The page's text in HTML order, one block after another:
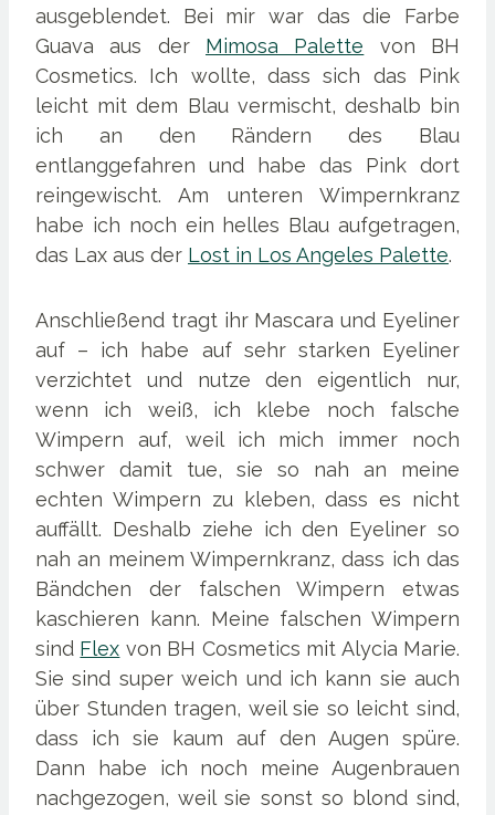
ausgeblendet. Bei mir war das die Farbe
Guava aus der Mimosa Palette von BH
Cosmetics. Ich wollte, dass sich das Pink
leicht mit dem Blau vermischt, deshalb bin
ich an den Rändern des Blau
entlanggefahren und habe das Pink dort
reingewischt. Am unteren Wimpernkranz
habe ich noch ein helles Blau aufgetragen,
das Lax aus der Lost in Los Angeles Palette.
Anschließend tragt ihr Mascara und Eyeliner
auf – ich habe auf sehr starken Eyeliner
verzichtet und nutze den eigentlich nur,
wenn ich weiß, ich klebe noch falsche
Wimpern auf, weil ich mich immer noch
schwer damit tue, sie so nah an meine
echten Wimpern zu kleben, dass es nicht
auffällt. Deshalb ziehe ich den Eyeliner so
nah an meinem Wimpernkranz, dass ich das
Bändchen der falschen Wimpern etwas
kaschieren kann. Meine falschen Wimpern
sind Flex von BH Cosmetics mit Alycia Marie.
Sie sind super weich und ich kann sie auch
über Stunden tragen, weil sie so leicht sind,
dass ich sie kaum auf den Augen spüre.
Dann habe ich noch meine Augenbrauen
nachgezogen, weil sie sonst so blond sind,